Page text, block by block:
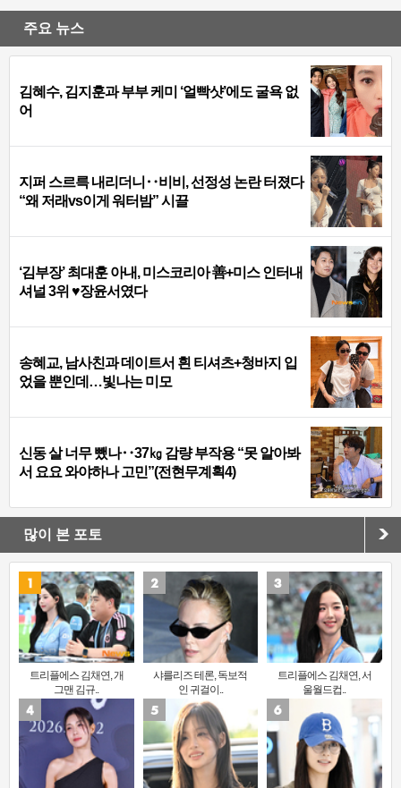
주요 뉴스
김혜수, 김지훈과 부부 케미 ‘얼빡샷’에도 굴욕 없
어
지퍼 스르륵 내리더니‥비비, 선정성 논란 터졌다
“왜 저래vs이게 워터밤” 시끌
‘김부장’ 최대훈 아내, 미스코리아 善+미스 인터내
셔널 3위 ♥장윤서였다
송혜교, 남사친과 데이트서 흰 티셔츠+청바지 입
었을 뿐인데…빛나는 미모
신동 살 너무 뺐나‥37㎏ 감량 부작용 “못 알아봐
서 요요 와야하나 고민”(전현무계획4)
많이 본 포토
트리플에스 김채연, 개
그맨 김규..
샤를리즈 테론, 독보적
인 귀걸이..
트리플에스 김채연, 서
울월드컵..